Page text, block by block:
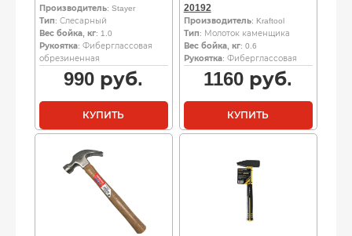
Производитель: Stayer
Тип: Слесарный
Вес бойка, кг: 1.0
Рукоятка: Фиберглассовая
обрезиненная
990 руб.
КУПИТЬ
20192
Производитель: Kraftool
Тип: Молоток каменщика
Вес бойка, кг: 0.6
Рукоятка: Фиберглассовая
1160 руб.
КУПИТЬ